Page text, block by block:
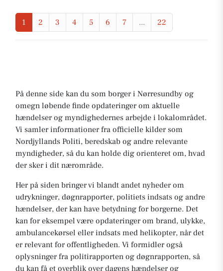
1 2 3 4 5 6 7 ... 22
På denne side kan du som borger i Nørresundby og
omegn løbende finde opdateringer om aktuelle
hændelser og myndighedernes arbejde i lokalområdet.
Vi samler informationer fra officielle kilder som
Nordjyllands Politi, beredskab og andre relevante
myndigheder, så du kan holde dig orienteret om, hvad
der sker i dit nærområde.
Her på siden bringer vi blandt andet nyheder om
udrykninger, døgnrapporter, politiets indsats og andre
hændelser, der kan have betydning for borgerne. Det
kan for eksempel være opdateringer om brand, ulykke,
ambulancekørsel eller indsats med helikopter, når det
er relevant for offentligheden. Vi formidler også
oplysninger fra politirapporten og døgnrapporten, så
du kan få et overblik over dagens hændelser og